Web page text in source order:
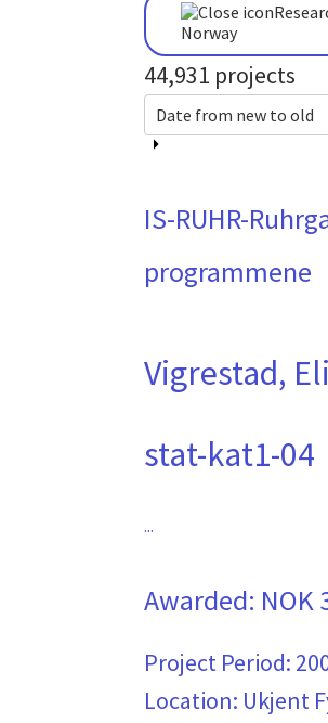
Norway
44,931 projects
Date from new to old
IS-RUHR-
programmene
Vigrestad,
stat-kat1-04
...
Awarded: NOK
Project Period:
Location: Ukjent